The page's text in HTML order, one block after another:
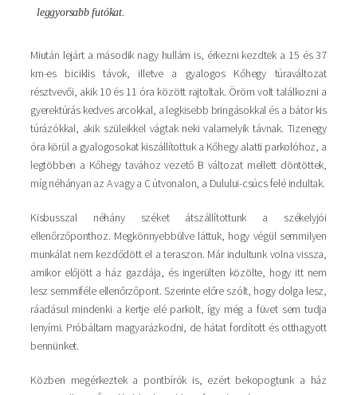
leggyorsabb futókat.
Miután lejárt a második nagy hullám is, érkezni kezdtek a 15 és 37
km-es biciklis távok, illetve a gyalogos Kőhegy túraváltozat
résztvevői, akik 10 és 11 óra között rajtoltak. Öröm volt találkozni a
gyerektúrás kedves arcokkal, a legkisebb bringásokkal és a bátor kis
túrázókkal, akik szüleikkel vágtak neki valamelyik távnak. Tizenegy
óra körül a gyalogosokat kiszállítottuk a Kőhegy alatti parkolóhoz, a
legtöbben a Kőhegy tavához vezető B változat mellett döntöttek,
míg néhányan az A vagy a C útvonalon, a Dulului-csúcs felé indultak.
Kisbusszal néhány széket átszállítottunk a székelyjói
ellenőrzőponthoz. Megkönnyebbülve láttuk, hogy végül semmilyen
munkálat nem kezdődött el a teraszon. Már indultunk volna vissza,
amikor előjött a ház gazdája, és ingerülten közölte, hogy itt nem
lesz semmiféle ellenőrzőpont. Szerinte előre szólt, hogy dolga lesz,
ráadásul mindenki a kertje elé parkolt, így még a füvet sem tudja
lenyírni. Próbáltam magyarázkodni, de hátat fordított és otthagyott
bennünket.
Közben megérkeztek a pontbírók is, ezért bekopogtunk a ház